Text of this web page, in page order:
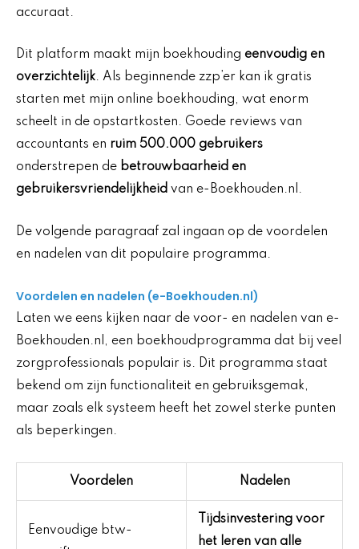
accuraat.
Dit platform maakt mijn boekhouding eenvoudig en
overzichtelijk. Als beginnende zzp’er kan ik gratis
starten met mijn online boekhouding, wat enorm
scheelt in de opstartkosten. Goede reviews van
accountants en ruim 500.000 gebruikers
onderstrepen de betrouwbaarheid en
gebruikersvriendelijkheid van e-Boekhouden.nl.
De volgende paragraaf zal ingaan op de voordelen
en nadelen van dit populaire programma.
Voordelen en nadelen (e-Boekhouden.nl)
Laten we eens kijken naar de voor- en nadelen van e-
Boekhouden.nl, een boekhoudprogramma dat bij veel
zorgprofessionals populair is. Dit programma staat
bekend om zijn functionaliteit en gebruiksgemak,
maar zoals elk systeem heeft het zowel sterke punten
als beperkingen.
Voordelen Nadelen
Eenvoudige btw-
Tijdsinvestering voor
het leren van alle